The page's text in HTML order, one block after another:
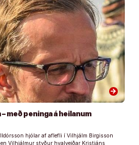
arrow_forward
með peninga á heilanum
hjólar af aflefli í Vilhjálm Birgisson
Vilhjálmur styður hvalveiðar Kristjáns